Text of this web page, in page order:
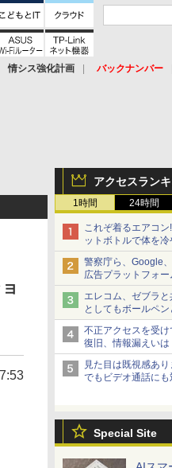
情シス強化計画
バックナンバー
アクセスラン
1時間 24時間
これぞ着るエアコ
ットボトルで体を
ードバイクにちょ
ど！その14】【空
警察庁ら、Google
広告プラットフォ
広告」対策強化を
使った投資詐欺など
エレコム、ゼブラ
としてもボールペ
スツーウェイ」発
えずに書き込める
不正アクセスを受
復旧、情報漏えい
見た目は既視感あり
でもビデオ通話に
Special Site